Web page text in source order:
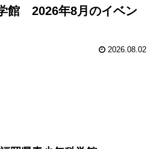
館 2026年8月のイベン
2026.08.02